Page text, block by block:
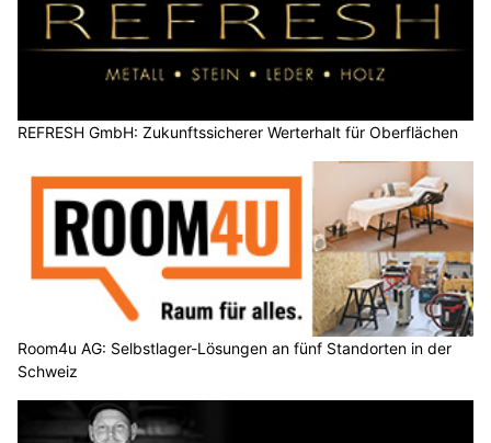
REFRESH GmbH: Zukunftssicherer Werterhalt für Oberflächen
Room4u AG: Selbstlager-Lösungen an fünf Standorten in der
Schweiz